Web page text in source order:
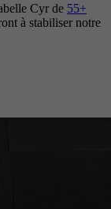
Cyr de 55+
à stabiliser notre